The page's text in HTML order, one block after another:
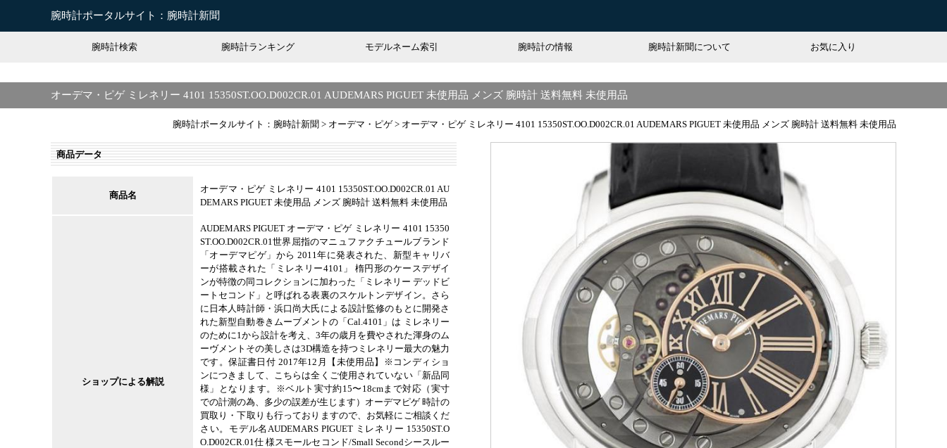
腕時計ポータルサイト：腕時計新聞
腕時計検索 腕時計ランキング モデルネーム索引 腕時計の情報 腕時計新聞について お気に入り
オーデマ・ピゲ ミレネリー 4101 15350ST.OO.D002CR.01 AUDEMARS PIGUET 未使用品 メンズ 腕時計 送料無料 未使用品
腕時計ポータルサイト：腕時計新聞 > オーデマ・ピゲ> オーデマ・ピゲ ミレネリー 4101 15350ST.OO.D002CR.01 AUDEMARS PIGUET 未使用品 メンズ 腕時計 送料無料 未使用品
商品データ
商品名
オーデマ・ピゲ ミレネリー 4101 15350ST.OO.D002CR.01 AU
DEMARS PIGUET 未使用品 メンズ 腕時計 送料無料 未使用品
ショップによる解説
AUDEMARS PIGUET オーデマ・ピゲ ミレネリー 4101 15350
ST.OO.D002CR.01世界屈指のマニュファクチュールブランド
「オーデマピゲ」から 2011年に発表された、新型キャリバ
ーが搭載された「ミレネリー4101」 楕円形のケースデザイ
ンが特徴の同コレクションに加わった「ミレネリー デッドビ
ートセコンド」と呼ばれる表裏のスケルトンデザイン。さら
に日本人時計師・浜口尚大氏による設計監修のもとに開発さ
れた新型自動巻きムーブメントの「Cal.4101」は ミレネリー
のために1から設計を考え、3年の歳月を費やされた渾身のム
ーヴメントその美しさは3D構造を持つミレネリー最大の魅力
です。保証書日付 2017年12月【未使用品】※コンディショ
ンにつきまして、こちらは全くご使用されていない「新品同
様」となります。※ベルト実寸約15〜18cmまで対応（実寸
での計測の為、多少の誤差が生じます）オーデマピゲ 時計の
買取り・下取りも行っておりますので、お気軽にご相談くだ
さい。モデル名AUDEMARS PIGUET ミレネリー 15350ST.O
O.D002CR.01仕 様スモールセコンド/Small Secondシースルー